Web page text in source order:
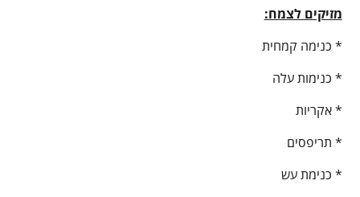
מזיקים לצמח:
* כנימה קמחית
* כנימות עלה
* אקריות
* תריפסים
* כנימת עש